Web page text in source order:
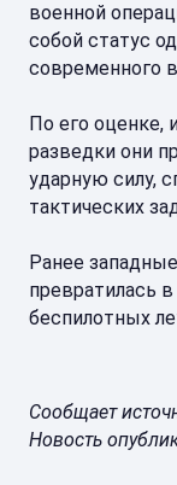
военной
собой статус
современного
По его оценке,
разведки они
ударную силу,
тактических
Ранее
превратилась
беспилотных
Сообщает
Новость